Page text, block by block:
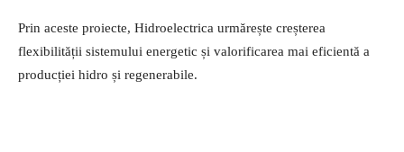
Prin aceste proiecte, Hidroelectrica urmărește creșterea
flexibilității sistemului energetic și valorificarea mai eficientă a
producției hidro și regenerabile.